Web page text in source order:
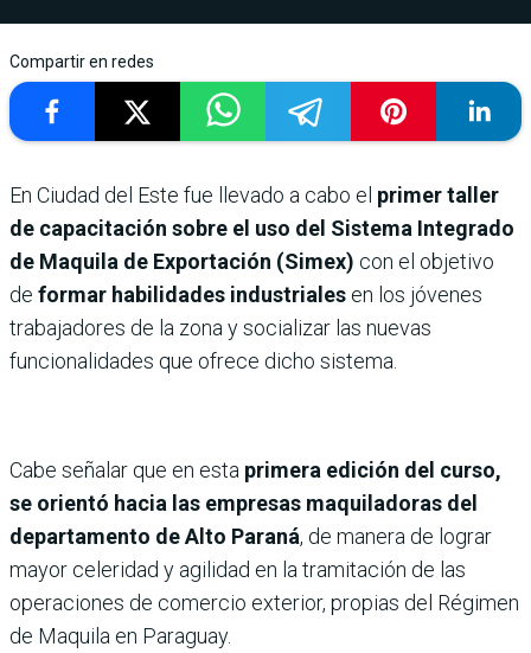
Compartir en redes
En Ciudad del Este fue llevado a cabo el primer taller
de capacitación sobre el uso del Sistema Integrado
de Maquila de Exportación (Simex) con el objetivo
de formar habilidades industriales en los jóvenes
trabajadores de la zona y socializar las nuevas
funcionalidades que ofrece dicho sistema.
Cabe señalar que en esta primera edición del curso,
se orientó hacia las empresas maquiladoras del
departamento de Alto Paraná, de manera de lograr
mayor celeridad y agilidad en la tramitación de las
operaciones de comercio exterior, propias del Régimen
de Maquila en Paraguay.